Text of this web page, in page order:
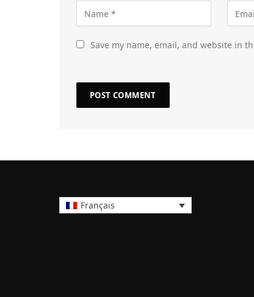
Save my name, email, and website in
Français